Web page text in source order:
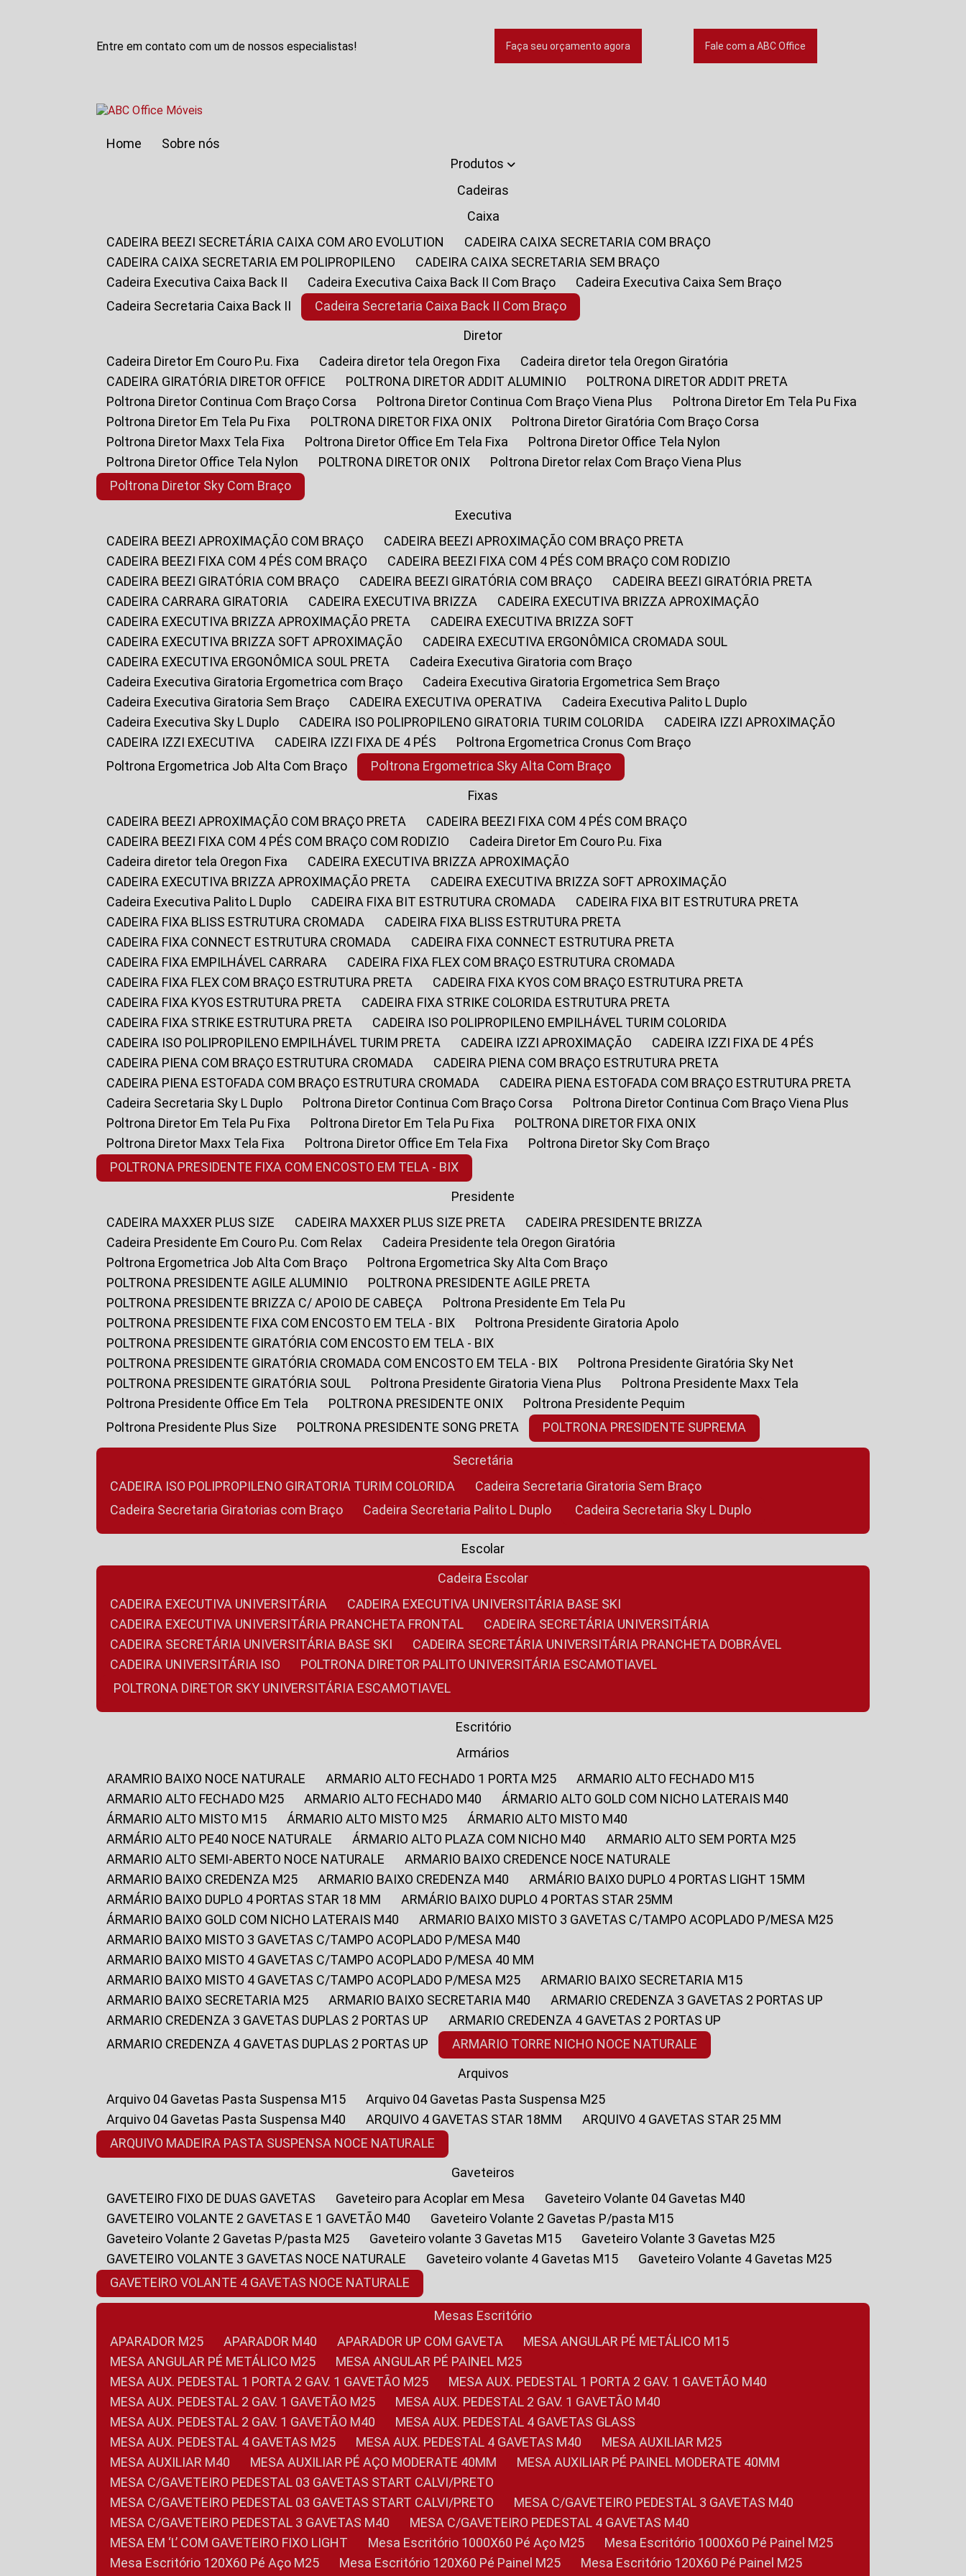
Entre em contato com um de nossos especialistas! Faça seu orçamento agora Fale com a ABC Office
Home
Sobre nós
Produtos
Cadeiras
Caixa
CADEIRA BEEZI SECRETÁRIA CAIXA COM ARO EVOLUTION
CADEIRA CAIXA SECRETARIA COM BRAÇO
CADEIRA CAIXA SECRETARIA EM POLIPROPILENO
CADEIRA CAIXA SECRETARIA SEM BRAÇO
Cadeira Executiva Caixa Back II
Cadeira Executiva Caixa Back II Com Braço
Cadeira Executiva Caixa Sem Braço
Cadeira Secretaria Caixa Back II
Cadeira Secretaria Caixa Back II Com Braço
Diretor
Cadeira Diretor Em Couro P.u. Fixa
Cadeira diretor tela Oregon Fixa
Cadeira diretor tela Oregon Giratória
CADEIRA GIRATÓRIA DIRETOR OFFICE
POLTRONA DIRETOR ADDIT ALUMINIO
POLTRONA DIRETOR ADDIT PRETA
Poltrona Diretor Continua Com Braço Corsa
Poltrona Diretor Continua Com Braço Viena Plus
Poltrona Diretor Em Tela Pu Fixa
Poltrona Diretor Em Tela Pu Fixa
POLTRONA DIRETOR FIXA ONIX
Poltrona Diretor Giratória Com Braço Corsa
Poltrona Diretor Maxx Tela Fixa
Poltrona Diretor Office Em Tela Fixa
Poltrona Diretor Office Tela Nylon
Poltrona Diretor Office Tela Nylon
POLTRONA DIRETOR ONIX
Poltrona Diretor relax Com Braço Viena Plus
Poltrona Diretor Sky Com Braço
Executiva
CADEIRA BEEZI APROXIMAÇÃO COM BRAÇO
CADEIRA BEEZI APROXIMAÇÃO COM BRAÇO PRETA
CADEIRA BEEZI FIXA COM 4 PÉS COM BRAÇO
CADEIRA BEEZI FIXA COM 4 PÉS COM BRAÇO COM RODIZIO
CADEIRA BEEZI GIRATÓRIA COM BRAÇO
CADEIRA BEEZI GIRATÓRIA COM BRAÇO
CADEIRA BEEZI GIRATÓRIA PRETA
CADEIRA CARRARA GIRATORIA
CADEIRA EXECUTIVA BRIZZA
CADEIRA EXECUTIVA BRIZZA APROXIMAÇÃO
CADEIRA EXECUTIVA BRIZZA APROXIMAÇÃO PRETA
CADEIRA EXECUTIVA BRIZZA SOFT
CADEIRA EXECUTIVA BRIZZA SOFT APROXIMAÇÃO
CADEIRA EXECUTIVA ERGONÔMICA CROMADA SOUL
CADEIRA EXECUTIVA ERGONÔMICA SOUL PRETA
Cadeira Executiva Giratoria com Braço
Cadeira Executiva Giratoria Ergometrica com Braço
Cadeira Executiva Giratoria Ergometrica Sem Braço
Cadeira Executiva Giratoria Sem Braço
CADEIRA EXECUTIVA OPERATIVA
Cadeira Executiva Palito L Duplo
Cadeira Executiva Sky L Duplo
CADEIRA ISO POLIPROPILENO GIRATORIA TURIM COLORIDA
CADEIRA IZZI APROXIMAÇÃO
CADEIRA IZZI EXECUTIVA
CADEIRA IZZI FIXA DE 4 PÉS
Poltrona Ergometrica Cronus Com Braço
Poltrona Ergometrica Job Alta Com Braço
Poltrona Ergometrica Sky Alta Com Braço
Fixas
CADEIRA BEEZI APROXIMAÇÃO COM BRAÇO PRETA
CADEIRA BEEZI FIXA COM 4 PÉS COM BRAÇO
CADEIRA BEEZI FIXA COM 4 PÉS COM BRAÇO COM RODIZIO
Cadeira Diretor Em Couro P.u. Fixa
Cadeira diretor tela Oregon Fixa
CADEIRA EXECUTIVA BRIZZA APROXIMAÇÃO
CADEIRA EXECUTIVA BRIZZA APROXIMAÇÃO PRETA
CADEIRA EXECUTIVA BRIZZA SOFT APROXIMAÇÃO
Cadeira Executiva Palito L Duplo
CADEIRA FIXA BIT ESTRUTURA CROMADA
CADEIRA FIXA BIT ESTRUTURA PRETA
CADEIRA FIXA BLISS ESTRUTURA CROMADA
CADEIRA FIXA BLISS ESTRUTURA PRETA
CADEIRA FIXA CONNECT ESTRUTURA CROMADA
CADEIRA FIXA CONNECT ESTRUTURA PRETA
CADEIRA FIXA EMPILHÁVEL CARRARA
CADEIRA FIXA FLEX COM BRAÇO ESTRUTURA CROMADA
CADEIRA FIXA FLEX COM BRAÇO ESTRUTURA PRETA
CADEIRA FIXA KYOS COM BRAÇO ESTRUTURA PRETA
CADEIRA FIXA KYOS ESTRUTURA PRETA
CADEIRA FIXA STRIKE COLORIDA ESTRUTURA PRETA
CADEIRA FIXA STRIKE ESTRUTURA PRETA
CADEIRA ISO POLIPROPILENO EMPILHÁVEL TURIM COLORIDA
CADEIRA ISO POLIPROPILENO EMPILHÁVEL TURIM PRETA
CADEIRA IZZI APROXIMAÇÃO
CADEIRA IZZI FIXA DE 4 PÉS
CADEIRA PIENA COM BRAÇO ESTRUTURA CROMADA
CADEIRA PIENA COM BRAÇO ESTRUTURA PRETA
CADEIRA PIENA ESTOFADA COM BRAÇO ESTRUTURA CROMADA
CADEIRA PIENA ESTOFADA COM BRAÇO ESTRUTURA PRETA
Cadeira Secretaria Sky L Duplo
Poltrona Diretor Continua Com Braço Corsa
Poltrona Diretor Continua Com Braço Viena Plus
Poltrona Diretor Em Tela Pu Fixa
Poltrona Diretor Em Tela Pu Fixa
POLTRONA DIRETOR FIXA ONIX
Poltrona Diretor Maxx Tela Fixa
Poltrona Diretor Office Em Tela Fixa
Poltrona Diretor Sky Com Braço
POLTRONA PRESIDENTE FIXA COM ENCOSTO EM TELA - BIX
Presidente
CADEIRA MAXXER PLUS SIZE
CADEIRA MAXXER PLUS SIZE PRETA
CADEIRA PRESIDENTE BRIZZA
Cadeira Presidente Em Couro P.u. Com Relax
Cadeira Presidente tela Oregon Giratória
Poltrona Ergometrica Job Alta Com Braço
Poltrona Ergometrica Sky Alta Com Braço
POLTRONA PRESIDENTE AGILE ALUMINIO
POLTRONA PRESIDENTE AGILE PRETA
POLTRONA PRESIDENTE BRIZZA C/ APOIO DE CABEÇA
Poltrona Presidente Em Tela Pu
POLTRONA PRESIDENTE FIXA COM ENCOSTO EM TELA - BIX
Poltrona Presidente Giratoria Apolo
POLTRONA PRESIDENTE GIRATÓRIA COM ENCOSTO EM TELA - BIX
POLTRONA PRESIDENTE GIRATÓRIA CROMADA COM ENCOSTO EM TELA - BIX
Poltrona Presidente Giratória Sky Net
POLTRONA PRESIDENTE GIRATÓRIA SOUL
Poltrona Presidente Giratoria Viena Plus
Poltrona Presidente Maxx Tela
Poltrona Presidente Office Em Tela
POLTRONA PRESIDENTE ONIX
Poltrona Presidente Pequim
Poltrona Presidente Plus Size
POLTRONA PRESIDENTE SONG PRETA POLTRONA PRESIDENTE SUPREMA
Secretária
CADEIRA ISO POLIPROPILENO GIRATORIA TURIM COLORIDA
Cadeira Secretaria Giratoria Sem Braço
Cadeira Secretaria Giratorias com Braço
Cadeira Secretaria Palito L Duplo Cadeira Secretaria Sky L Duplo
Escolar
Cadeira Escolar
CADEIRA EXECUTIVA UNIVERSITÁRIA
CADEIRA EXECUTIVA UNIVERSITÁRIA BASE SKI
CADEIRA EXECUTIVA UNIVERSITÁRIA PRANCHETA FRONTAL
CADEIRA SECRETÁRIA UNIVERSITÁRIA
CADEIRA SECRETÁRIA UNIVERSITÁRIA BASE SKI
CADEIRA SECRETÁRIA UNIVERSITÁRIA PRANCHETA DOBRÁVEL
CADEIRA UNIVERSITÁRIA ISO
POLTRONA DIRETOR PALITO UNIVERSITÁRIA ESCAMOTIAVEL
POLTRONA DIRETOR SKY UNIVERSITÁRIA ESCAMOTIAVEL
Escritório
Armários
ARAMRIO BAIXO NOCE NATURALE
ARMARIO ALTO FECHADO 1 PORTA M25
ARMARIO ALTO FECHADO M15
ARMARIO ALTO FECHADO M25
ARMARIO ALTO FECHADO M40
ÁRMARIO ALTO GOLD COM NICHO LATERAIS M40
ÁRMARIO ALTO MISTO M15
ÁRMARIO ALTO MISTO M25
ÁRMARIO ALTO MISTO M40
ARMÁRIO ALTO PE40 NOCE NATURALE
ÁRMARIO ALTO PLAZA COM NICHO M40
ARMARIO ALTO SEM PORTA M25
ARMARIO ALTO SEMI-ABERTO NOCE NATURALE
ARMARIO BAIXO CREDENCE NOCE NATURALE
ARMARIO BAIXO CREDENZA M25
ARMARIO BAIXO CREDENZA M40
ARMÁRIO BAIXO DUPLO 4 PORTAS LIGHT 15MM
ARMÁRIO BAIXO DUPLO 4 PORTAS STAR 18 MM
ARMÁRIO BAIXO DUPLO 4 PORTAS STAR 25MM
ÁRMARIO BAIXO GOLD COM NICHO LATERAIS M40
ARMARIO BAIXO MISTO 3 GAVETAS C/TAMPO ACOPLADO P/MESA M25
ARMARIO BAIXO MISTO 3 GAVETAS C/TAMPO ACOPLADO P/MESA M40
ARMARIO BAIXO MISTO 4 GAVETAS C/TAMPO ACOPLADO P/MESA 40 MM
ARMARIO BAIXO MISTO 4 GAVETAS C/TAMPO ACOPLADO P/MESA M25
ARMARIO BAIXO SECRETARIA M15
ARMARIO BAIXO SECRETARIA M25
ARMARIO BAIXO SECRETARIA M40
ARMARIO CREDENZA 3 GAVETAS 2 PORTAS UP
ARMARIO CREDENZA 3 GAVETAS DUPLAS 2 PORTAS UP
ARMARIO CREDENZA 4 GAVETAS 2 PORTAS UP
ARMARIO CREDENZA 4 GAVETAS DUPLAS 2 PORTAS UP
ARMARIO TORRE NICHO NOCE NATURALE
Arquivos
Arquivo 04 Gavetas Pasta Suspensa M15
Arquivo 04 Gavetas Pasta Suspensa M25
Arquivo 04 Gavetas Pasta Suspensa M40
ARQUIVO 4 GAVETAS STAR 18MM
ARQUIVO 4 GAVETAS STAR 25 MM
ARQUIVO MADEIRA PASTA SUSPENSA NOCE NATURALE
Gaveteiros
GAVETEIRO FIXO DE DUAS GAVETAS
Gaveteiro para Acoplar em Mesa
Gaveteiro Volante 04 Gavetas M40
GAVETEIRO VOLANTE 2 GAVETAS E 1 GAVETÃO M40
Gaveteiro Volante 2 Gavetas P/pasta M15
Gaveteiro Volante 2 Gavetas P/pasta M25
Gaveteiro volante 3 Gavetas M15
Gaveteiro Volante 3 Gavetas M25
GAVETEIRO VOLANTE 3 GAVETAS NOCE NATURALE
Gaveteiro volante 4 Gavetas M15
Gaveteiro Volante 4 Gavetas M25
GAVETEIRO VOLANTE 4 GAVETAS NOCE NATURALE
Mesas Escritório
APARADOR M25
APARADOR M40 APARADOR UP COM GAVETA
MESA ANGULAR PÉ METÁLICO M15
MESA ANGULAR PÉ METÁLICO M25
MESA ANGULAR PÉ PAINEL M25
MESA AUX. PEDESTAL 1 PORTA 2 GAV. 1 GAVETÃO M25
MESA AUX. PEDESTAL 1 PORTA 2 GAV. 1 GAVETÃO M40
MESA AUX. PEDESTAL 2 GAV. 1 GAVETÃO M25
MESA AUX. PEDESTAL 2 GAV. 1 GAVETÃO M40
MESA AUX. PEDESTAL 2 GAV. 1 GAVETÃO M40
MESA AUX. PEDESTAL 4 GAVETAS GLASS
MESA AUX. PEDESTAL 4 GAVETAS M25
MESA AUX. PEDESTAL 4 GAVETAS M40
MESA AUXILIAR M25
MESA AUXILIAR M40
MESA AUXILIAR PÉ AÇO MODERATE 40MM
MESA AUXILIAR PÉ PAINEL MODERATE 40MM
MESA C/GAVETEIRO PEDESTAL 03 GAVETAS START CALVI/PRETO
MESA C/GAVETEIRO PEDESTAL 03 GAVETAS START CALVI/PRETO
MESA C/GAVETEIRO PEDESTAL 3 GAVETAS M40
MESA C/GAVETEIRO PEDESTAL 3 GAVETAS M40
MESA C/GAVETEIRO PEDESTAL 4 GAVETAS M40
MESA EM ‘L’ COM GAVETEIRO FIXO LIGHT
Mesa Escritório 1000X60 Pé Aço M25
Mesa Escritório 1000X60 Pé Painel M25
Mesa Escritório 120X60 Pé Aço M25
Mesa Escritório 120X60 Pé Painel M25
Mesa Escritório 120X60 Pé Painel M25